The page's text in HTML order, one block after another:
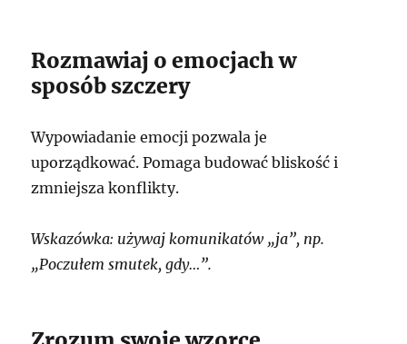
Rozmawiaj o emocjach w
sposób szczery
Wypowiadanie emocji pozwala je
uporządkować. Pomaga budować bliskość i
zmniejsza konflikty.
Wskazówka: używaj komunikatów „ja”, np.
„Poczułem smutek, gdy…”.